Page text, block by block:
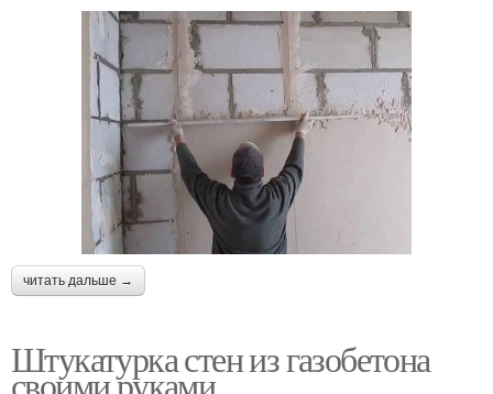
читать дальше →
Штукатурка стен из газобетона
своими руками.